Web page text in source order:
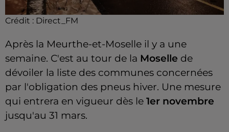
Crédit : Direct_FM
Après la Meurthe-et-Moselle il y a une
semaine. C'est au tour de la Moselle de
dévoiler la liste des communes concernées
par l'obligation des pneus hiver. Une mesure
qui entrera en vigueur dès le 1er novembre
jusqu'au 31 mars.